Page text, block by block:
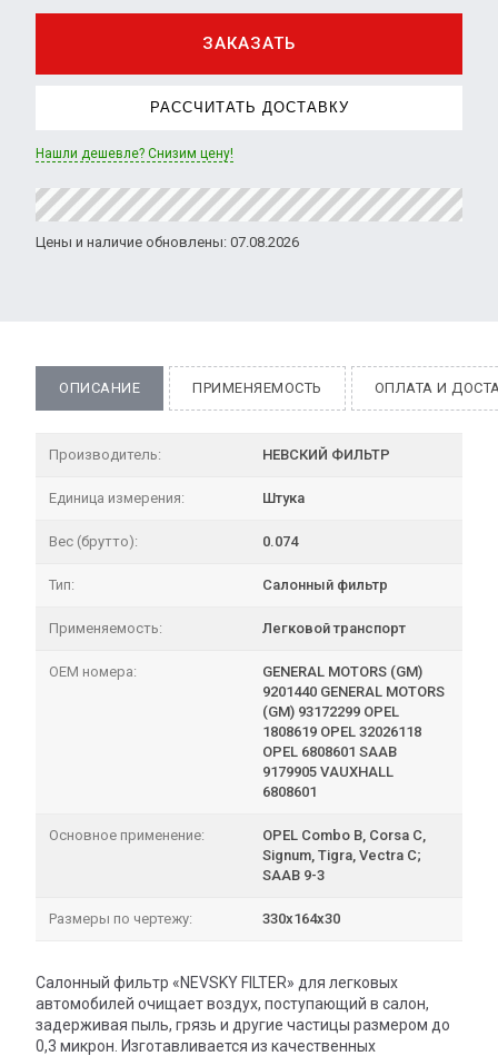
ЗАКАЗАТЬ
РАССЧИТАТЬ ДОСТАВКУ
Нашли дешевле? Снизим цену!
Цены и наличие обновлены: 07.08.2026
ОПИСАНИЕ ПРИМЕНЯЕМОСТЬ ОПЛАТА И
Производитель: НЕВСКИЙ ФИЛЬТР
Единица измерения: Штука
Вес (брутто): 0.074
Тип: Салонный фильтр
Применяемость: Легковой транспорт
OEM номера:
GENERAL MOTORS (GM)
9201440 GENERAL MOTORS
(GM) 93172299 OPEL
1808619 OPEL 32026118
OPEL 6808601 SAAB
9179905 VAUXHALL
6808601
Основное применение:
OPEL Combo B, Corsa C,
Signum, Tigra, Vectra C;
SAAB 9-3
Размеры по чертежу: 330х164х30
Салонный фильтр «NEVSKY FILTER» для легковых
автомобилей очищает воздух, поступающий в салон,
задерживая пыль, грязь и другие частицы размером до
0,3 микрон. Изготавливается из качественных